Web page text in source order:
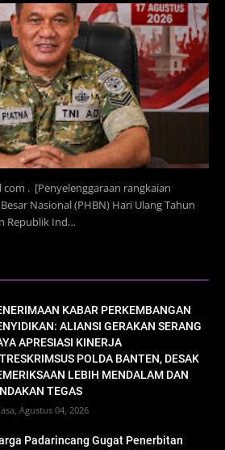
com . [Penyelenggaraan rangkaian
Nasional (PHBN) Hari Ulang Tahun
Republik Ind…
KABAR PERKEMBANGAN
ALIANSI GERAKAN SERANG
APRESIASI KINERJA
POLDA BANTEN, DESAK
LEBIH MENDALAM DAN
TEGAS
Agustus 04, 2026
Padarincang Gugat Penerbitan